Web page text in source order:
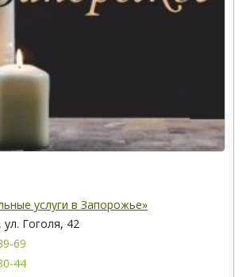
услуги в Запорожье»
Гоголя, 42
69
44